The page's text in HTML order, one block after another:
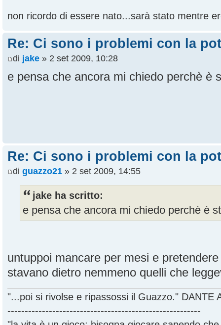
non ricordo di essere nato...sarà stato mentre
Re: Ci sono i problemi con la
di jake » 2 set 2009, 10:28
e pensa che ancora mi chiedo perchè è
Re: Ci sono i problemi con la
di guazzo21 » 2 set 2009, 14:55
jake ha scritto:
e pensa che ancora mi chiedo perchè è
untuppoi mancare per mesi e
stavano dietro nemmeno quelli che
"...poi si rivolse e ripassossi il Guazzo." DANTE
--------------------------------------------------------